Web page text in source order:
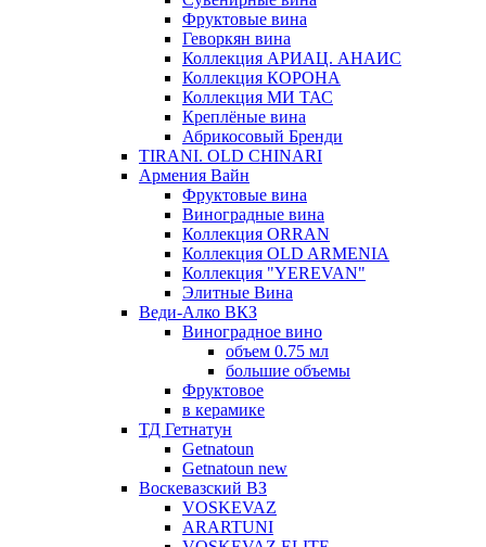
Фруктовые вина
Геворкян вина
Коллекция АРИАЦ. АНАИС
Коллекция КОРОНА
Коллекция МИ ТАС
Креплёные вина
Абрикосовый Бренди
TIRANI. OLD CHINARI
Армения Вайн
Фруктовые вина
Виноградные вина
Коллекция ORRAN
Коллекция OLD ARMENIA
Коллекция "YEREVAN"
Элитные Вина
Веди-Алко ВКЗ
Виноградное вино
объем 0.75 мл
большие объемы
Фруктовое
в керамике
ТД Гетнатун
Getnatoun
Getnatoun new
Воскевазский ВЗ
VOSKEVAZ
ARARTUNI